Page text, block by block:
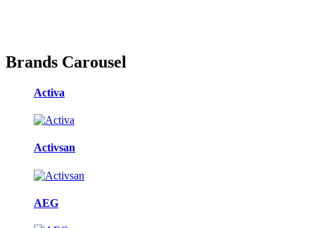
Brands Carousel
Activa
Activsan
AEG